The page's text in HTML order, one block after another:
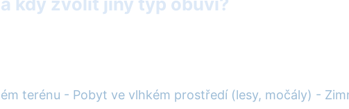
terénu - Pobyt ve vlhkém prostředí (lesy, močály) -